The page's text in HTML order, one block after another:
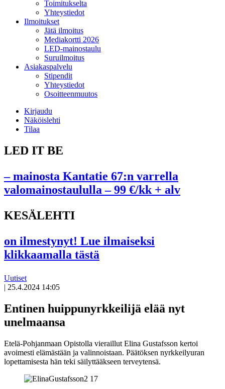
Toimitukselta
Yhteystiedot
Ilmoitukset
Jätä ilmoitus
Mediakortti 2026
LED-mainostaulu
Suruilmoitus
Asiakaspalvelu
Stipendit
Yhteystiedot
Osoitteenmuutos
Kirjaudu
Näköislehti
Tilaa
LED IT BE
– mainosta Kantatie 67:n varrella
valomainostaululla – 99 €/kk + alv
KESÄLEHTI
on ilmestynyt! Lue ilmaiseksi
klikkaamalla tästä
Uutiset
| 25.4.2024 14:05
Entinen huippunyrkkeilijä elää nyt
unelmaansa
Etelä-Pohjanmaan Opistolla vieraillut Elina Gustafsson kertoi
avoimesti elämästään ja valinnoistaan. Päätöksen nyrkkeilyuran
lopettamisesta hän teki säilyttääkseen terveytensä.